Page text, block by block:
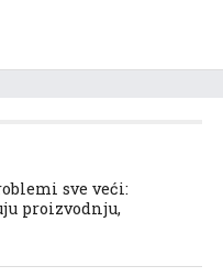
sve veći:
proizvodnju,